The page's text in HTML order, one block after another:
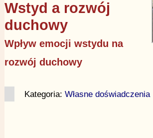
Wstyd a rozwój
duchowy
Wpływ emocji wstydu na
rozwój duchowy
Kategoria: Własne doświadczenia